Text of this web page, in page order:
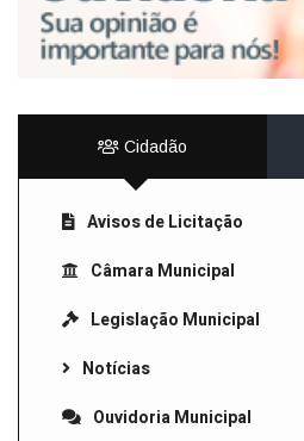
Cidadão
Avisos de Licitação
Câmara Municipal
Legislação Municipal
Notícias
Ouvidoria Municipal